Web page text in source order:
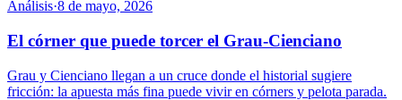
Análisis·8 de mayo, 2026
El córner que puede torcer el Grau-Cienciano
Grau y Cienciano llegan a un cruce donde el historial sugiere
fricción: la apuesta más fina puede vivir en córners y pelota parada.